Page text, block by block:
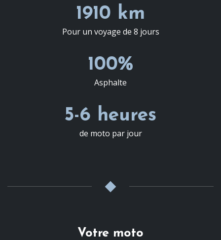
1910 km
Pour un voyage de 8 jours
100%
Asphalte
5-6 heures
de moto par jour
Votre moto